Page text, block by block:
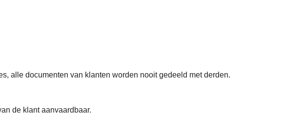
alle documenten van klanten worden nooit gedeeld met derden.
de klant aanvaardbaar.